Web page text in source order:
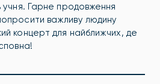
учня. Гарне продовження
важливу людину
концерт для найближчих, де